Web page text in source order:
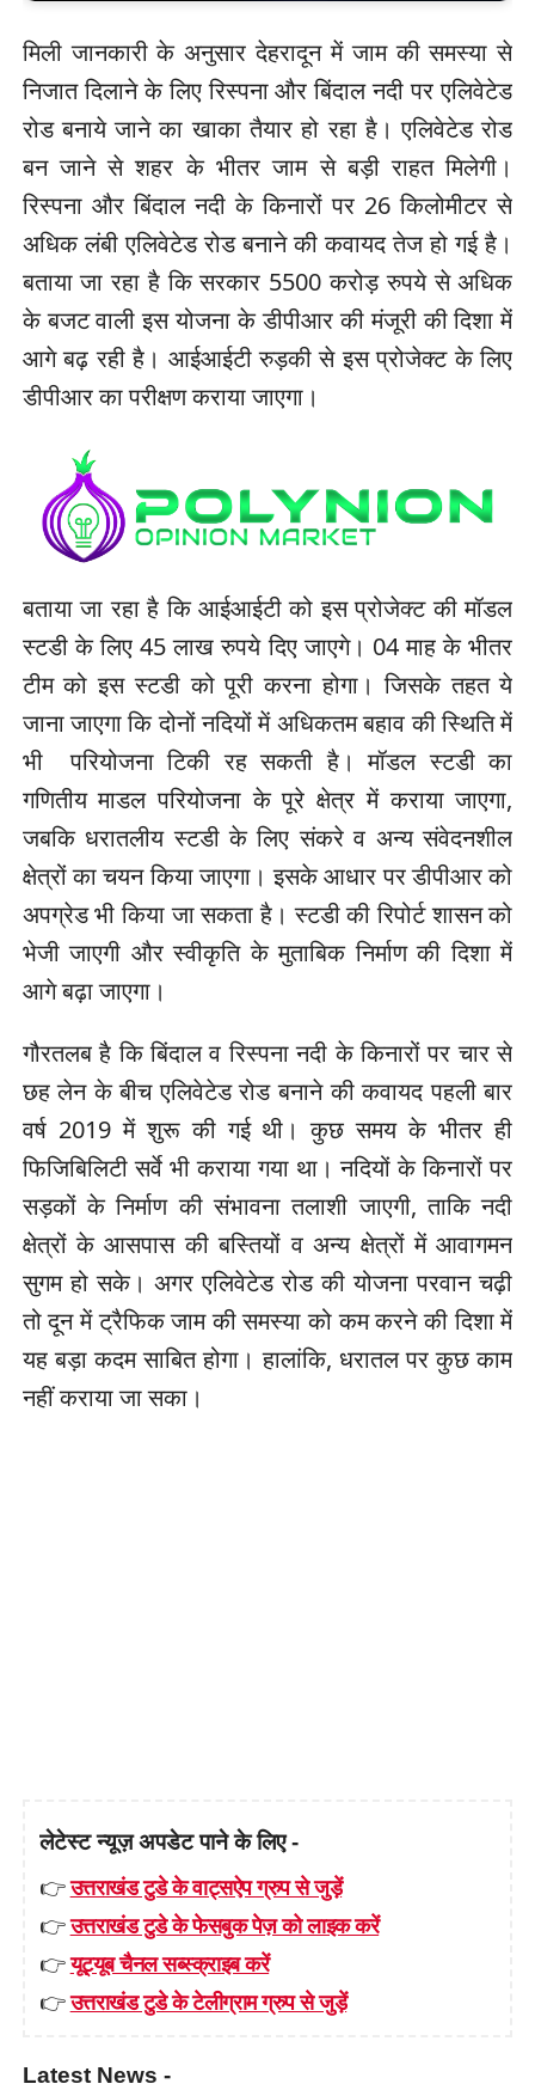
मिली जानकारी के अनुसार देहरादून में जाम की समस्या से
निजात दिलाने के लिए रिस्पना और बिंदाल नदी पर एलिवेटेड
रोड बनाये जाने का खाका तैयार हो रहा है। एलिवेटेड रोड
बन जाने से शहर के भीतर जाम से बड़ी राहत मिलेगी।
रिस्पना और बिंदाल नदी के किनारों पर 26 किलोमीटर से
अधिक लंबी एलिवेटेड रोड बनाने की कवायद तेज हो गई है।
बताया जा रहा है कि सरकार 5500 करोड़ रुपये से अधिक
के बजट वाली इस योजना के डीपीआर की मंजूरी की दिशा में
आगे बढ़ रही है। आईआईटी रुड़की से इस प्रोजेक्ट के लिए
डीपीआर का परीक्षण कराया जाएगा।
बताया जा रहा है कि आईआईटी को इस प्रोजेक्ट की मॉडल
स्टडी के लिए 45 लाख रुपये दिए जाएगे। 04 माह के भीतर
टीम को इस स्टडी को पूरी करना होगा। जिसके तहत ये
जाना जाएगा कि दोनों नदियों में अधिकतम बहाव की स्थिति में
भी परियोजना टिकी रह सकती है। मॉडल स्टडी का
गणितीय माडल परियोजना के पूरे क्षेत्र में कराया जाएगा,
जबकि धरातलीय स्टडी के लिए संकरे व अन्य संवेदनशील
क्षेत्रों का चयन किया जाएगा। इसके आधार पर डीपीआर को
अपग्रेड भी किया जा सकता है। स्टडी की रिपोर्ट शासन को
भेजी जाएगी और स्वीकृति के मुताबिक निर्माण की दिशा में
आगे बढ़ा जाएगा।
गौरतलब है कि बिंदाल व रिस्पना नदी के किनारों पर चार से
छह लेन के बीच एलिवेटेड रोड बनाने की कवायद पहली बार
वर्ष 2019 में शुरू की गई थी। कुछ समय के भीतर ही
फिजिबिलिटी सर्वे भी कराया गया था। नदियों के किनारों पर
सड़कों के निर्माण की संभावना तलाशी जाएगी, ताकि नदी
क्षेत्रों के आसपास की बस्तियों व अन्य क्षेत्रों में आवागमन
सुगम हो सके। अगर एलिवेटेड रोड की योजना परवान चढ़ी
तो दून में ट्रैफिक जाम की समस्या को कम करने की दिशा में
यह बड़ा कदम साबित होगा। हालांकि, धरातल पर कुछ काम
नहीं कराया जा सका।
लेटेस्ट न्यूज़ अपडेट पाने के लिए -
👉उत्तराखंड टुडे के वाट्सऐप ग्रुप से जुड़ें
👉उत्तराखंड टुडे के फेसबुक पेज़ को लाइक करें
👉यूट्यूब चैनल सब्स्क्राइब करें
👉उत्तराखंड टुडे के टेलीग्राम ग्रुप से जुड़ें
Latest News -